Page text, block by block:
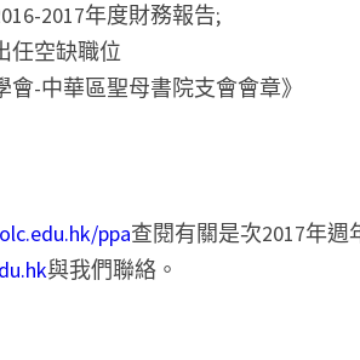
2017年度財務報告;
任空缺職位
-中華區聖母書院支會會章》
ppa查閱有關是次2017年
與我們聯絡。